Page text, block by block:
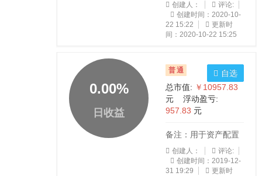
创建人：
评论:
创建时间：2020-10-
22 15:22
更新时
间：2020-10-22 15:25
0.00%
日收益
普通
总市值: ￥10957.83
元 浮动盈亏:
957.83 元
备注：用于资产配置
创建人：
评论:
创建时间：2019-12-
31 19:29
更新时
自选